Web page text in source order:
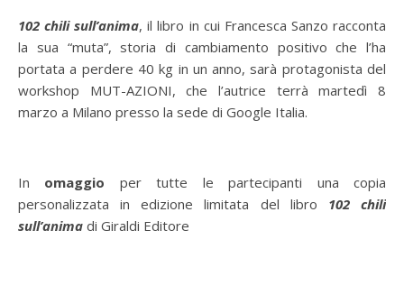
102 chili sull’anima, il libro in cui Francesca Sanzo racconta
la sua “muta”, storia di cambiamento positivo che l’ha
portata a perdere 40 kg in un anno, sarà protagonista del
workshop MUT-AZIONI, che l’autrice terrà martedì 8
marzo a Milano presso la sede di Google Italia.
In omaggio per tutte le partecipanti una copia
personalizzata in edizione limitata del libro 102 chili
sull’anima di Giraldi Editore